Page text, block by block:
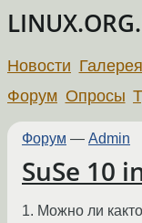
Новости Галерея
Форум Опросы
Форум — Admin
SuSe 10
1. Можно ли